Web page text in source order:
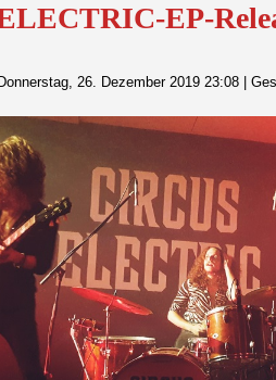
EP-
26. Dezember 2019 23:08